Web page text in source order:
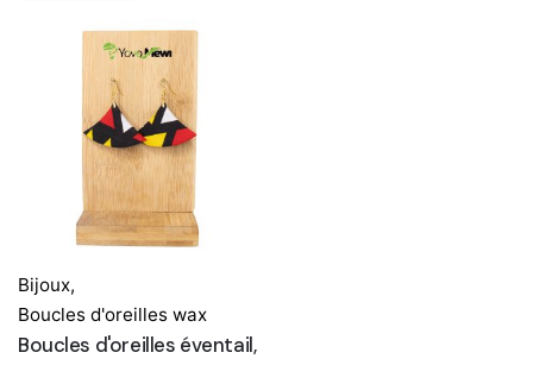
Bijoux,
Boucles d'oreilles wax
Boucles d'oreilles éventail,